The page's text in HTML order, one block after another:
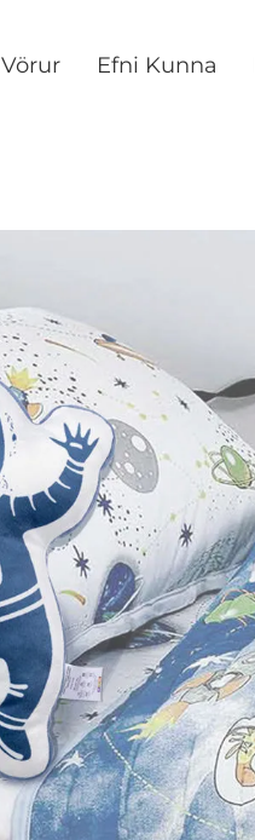
Vörur Efni Kunna